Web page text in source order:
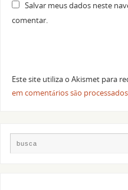
Salvar meus dados neste
comentar.
Este site utiliza o Akismet para
em comentários são processados